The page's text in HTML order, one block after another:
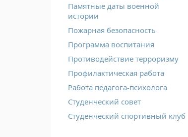
Памятные даты военной
истории
Пожарная безопасность
Программа воспитания
Противодействие терроризму
Профилактическая работа
Работа педагога-психолога
Студенческий совет
Студенческий спортивный клуб